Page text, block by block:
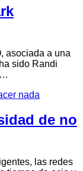
asociada a una
sido Randi
de no
las redes